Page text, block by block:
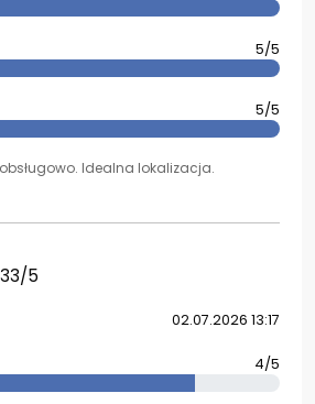
5/5
5/5
Idealna lokalizacja.
5
02.07.2026 13:17
4/5